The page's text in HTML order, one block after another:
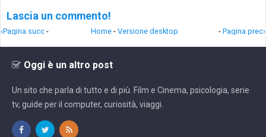
Lascia un commento!
‹Pagina succ - - Pagina prec›
Home - Versione desktop
Oggi è un altro post
Un sito che parla di tutto e di più. Film e Cinema, psicologia, serie
tv, guide per il computer, curiosità, viaggi.